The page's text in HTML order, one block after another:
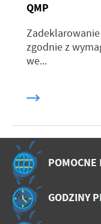
QMP
zgodnie z
we...
POMOCNE
GODZINY